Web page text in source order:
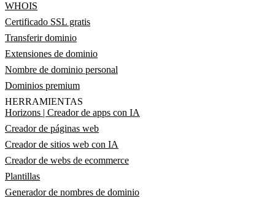
WHOIS
Certificado SSL gratis
Transferir dominio
Extensiones de dominio
Nombre de dominio personal
Dominios premium
HERRAMIENTAS
Horizons | Creador de apps con IA
Creador de páginas web
Creador de sitios web con IA
Creador de webs de ecommerce
Plantillas
Generador de nombres de dominio